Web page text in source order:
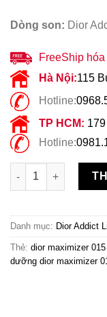
Dòng son: Dior
FreeShip
Hà Nội:115
Hotline:
TP HCM:
Hotline:
Son Dưỡng Dior
Danh mục: Dior Addict
Thẻ: dior maximizer
dưỡng dior maximizer